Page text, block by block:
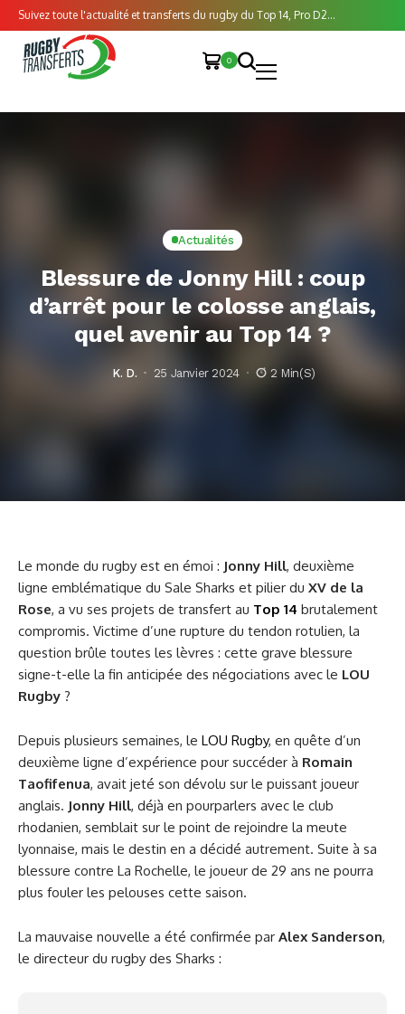
Suivez toute l'actualité et transferts du rugby du Top 14, Pro D2...
0
Actualités
Blessure de Jonny Hill : coup
d’arrêt pour le colosse anglais,
quel avenir au Top 14 ?
K. D. 25 Janvier 2024 2 Min(s)
Le monde du rugby est en émoi : Jonny Hill, deuxième
ligne emblématique du Sale Sharks et pilier du XV de la
Rose, a vu ses projets de transfert au Top 14 brutalement
compromis. Victime d’une rupture du tendon rotulien, la
question brûle toutes les lèvres : cette grave blessure
signe-t-elle la fin anticipée des négociations avec le LOU
Rugby ?
Depuis plusieurs semaines, le LOU Rugby, en quête d’un
deuxième ligne d’expérience pour succéder à Romain
Taofifenua, avait jeté son dévolu sur le puissant joueur
anglais. Jonny Hill, déjà en pourparlers avec le club
rhodanien, semblait sur le point de rejoindre la meute
lyonnaise, mais le destin en a décidé autrement. Suite à sa
blessure contre La Rochelle, le joueur de 29 ans ne pourra
plus fouler les pelouses cette saison.
La mauvaise nouvelle a été confirmée par Alex Sanderson,
le directeur du rugby des Sharks :